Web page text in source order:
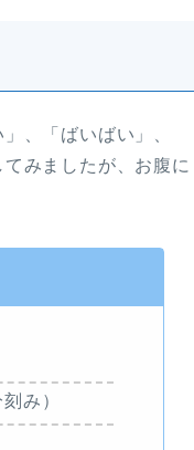
、「ばいばい」、
みましたが、お腹に
み）